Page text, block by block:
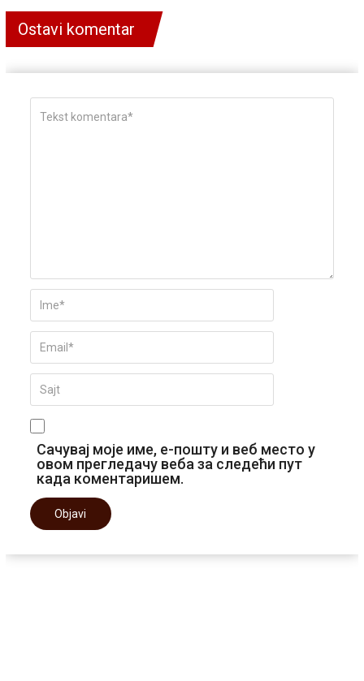
Ostavi komentar
Сачувај моје име, е-пошту и веб место у
овом прегледачу веба за следећи пут
када коментаришем.